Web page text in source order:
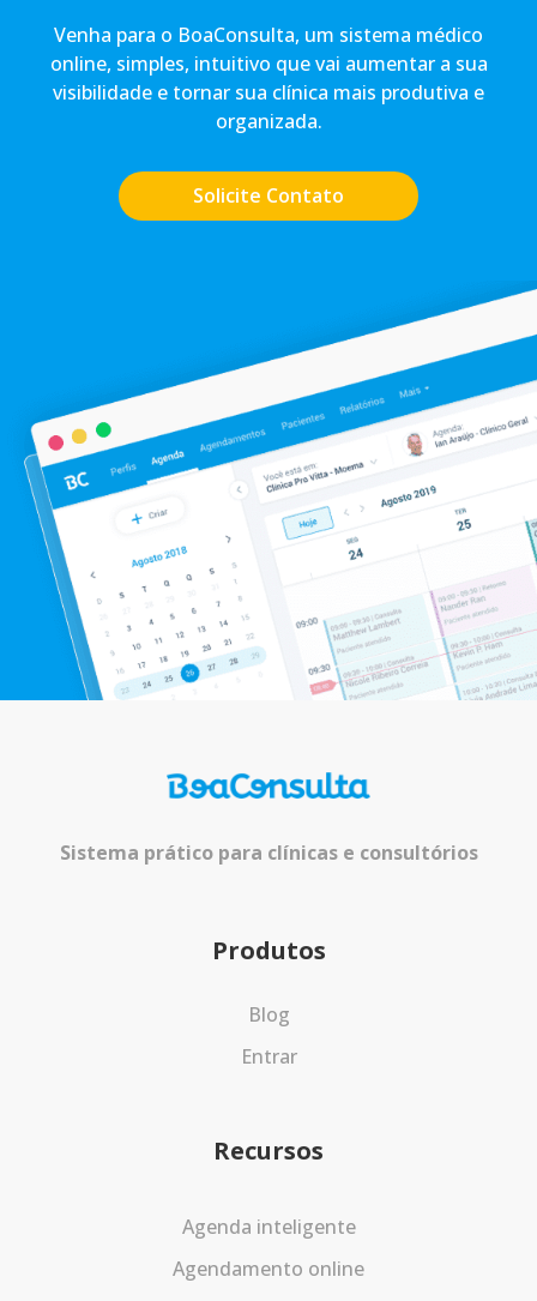
Venha para o BoaConsulta, um sistema médico
online, simples, intuitivo que vai aumentar a sua
visibilidade e tornar sua clínica mais produtiva e
organizada.
Solicite Contato
Sistema prático para clínicas e consultórios
Produtos
Blog
Entrar
Recursos
Agenda inteligente
Agendamento online